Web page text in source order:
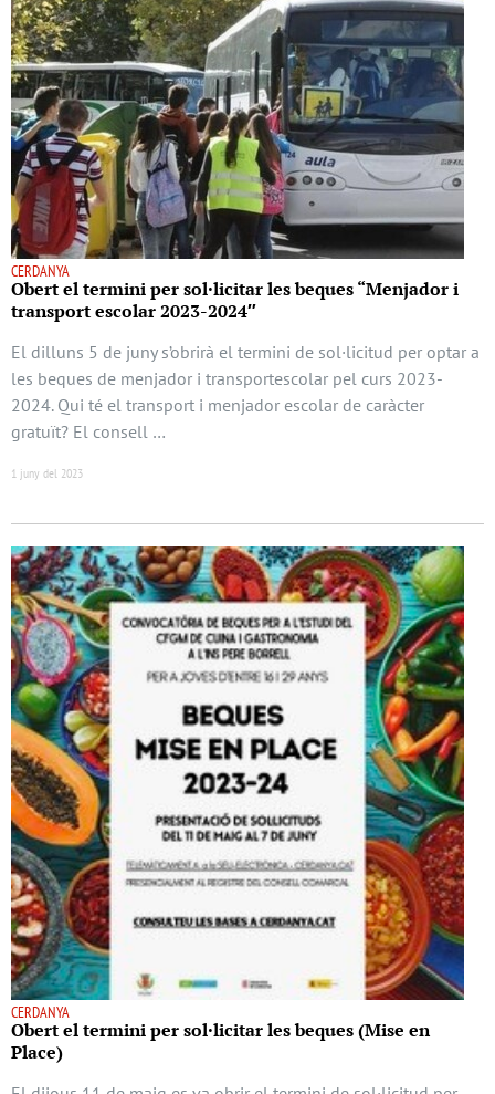
CERDANYA
Obert el termini per sol·licitar les beques “Menjador i
transport escolar 2023-2024″
El dilluns 5 de juny s’obrirà el termini de sol·licitud per optar a
les beques de menjador i transportescolar pel curs 2023-
2024. Qui té el transport i menjador escolar de caràcter
gratuït? El consell …
1 juny del 2023
CERDANYA
Obert el termini per sol·licitar les beques (Mise en
Place)